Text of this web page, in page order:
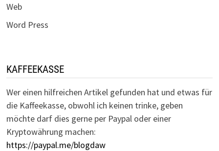
Web
Word Press
KAFFEEKASSE
Wer einen hilfreichen Artikel gefunden hat und etwas für
die Kaffeekasse, obwohl ich keinen trinke, geben
möchte darf dies gerne per Paypal oder einer
Kryptowährung machen:
https://paypal.me/blogdaw